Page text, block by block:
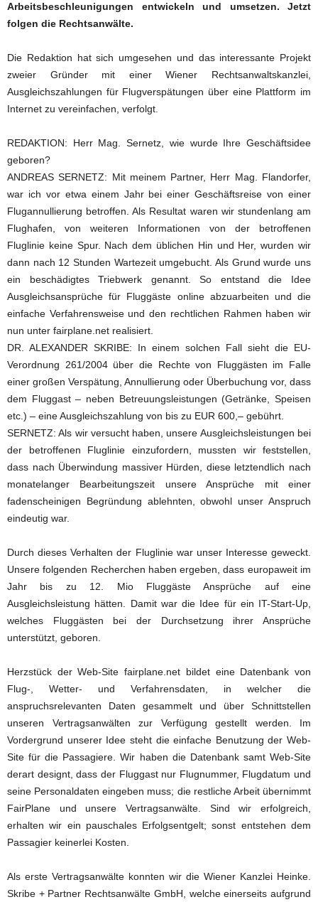
Arbeitsbeschleunigungen entwickeln und umsetzen. Jetzt
folgen die Rechtsanwälte.
Die Redaktion hat sich umgesehen und das interessante Projekt
zweier Gründer mit einer Wiener Rechtsanwaltskanzlei,
Ausgleichszahlungen für Flugverspätungen über eine Plattform im
Internet zu vereinfachen, verfolgt.
REDAKTION: Herr Mag. Sernetz, wie wurde Ihre Geschäftsidee
geboren?
ANDREAS SERNETZ: Mit meinem Partner, Herr Mag. Flandorfer,
war ich vor etwa einem Jahr bei einer Geschäftsreise von einer
Flugannullierung betroffen. Als Resultat waren wir stundenlang am
Flughafen, von weiteren Informationen von der betroffenen
Fluglinie keine Spur. Nach dem üblichen Hin und Her, wurden wir
dann nach 12 Stunden Wartezeit umgebucht. Als Grund wurde uns
ein beschädigtes Triebwerk genannt. So entstand die Idee
Ausgleichsansprüche für Fluggäste online abzuarbeiten und die
einfache Verfahrensweise und den rechtlichen Rahmen haben wir
nun unter fairplane.net realisiert.
DR. ALEXANDER SKRIBE: In einem solchen Fall sieht die EU-
Verordnung 261/2004 über die Rechte von Fluggästen im Falle
einer großen Verspätung, Annullierung oder Überbuchung vor, dass
dem Fluggast – neben Betreuungsleistungen (Getränke, Speisen
etc.) – eine Ausgleichszahlung von bis zu EUR 600,– gebührt.
SERNETZ: Als wir versucht haben, unsere Ausgleichsleistungen bei
der betroffenen Fluglinie einzufordern, mussten wir feststellen,
dass nach Überwindung massiver Hürden, diese letztendlich nach
monatelanger Bearbeitungszeit unsere Ansprüche mit einer
fadenscheinigen Begründung ablehnten, obwohl unser Anspruch
eindeutig war.
Durch dieses Verhalten der Fluglinie war unser Interesse geweckt.
Unsere folgenden Recherchen haben ergeben, dass europaweit im
Jahr bis zu 12. Mio Fluggäste Ansprüche auf eine
Ausgleichsleistung hätten. Damit war die Idee für ein IT-Start-Up,
welches Fluggästen bei der Durchsetzung ihrer Ansprüche
unterstützt, geboren.
Herzstück der Web-Site fairplane.net bildet eine Datenbank von
Flug-, Wetter- und Verfahrensdaten, in welcher die
anspruchsrelevanten Daten gesammelt und über Schnittstellen
unseren Vertragsanwälten zur Verfügung gestellt werden. Im
Vordergrund unserer Idee steht die einfache Benutzung der Web-
Site für die Passagiere. Wir haben die Datenbank samt Web-Site
derart designt, dass der Fluggast nur Flugnummer, Flugdatum und
seine Personaldaten eingeben muss; die restliche Arbeit übernimmt
FairPlane und unsere Vertragsanwälte. Sind wir erfolgreich,
erhalten wir ein pauschales Erfolgsentgelt; sonst entstehen dem
Passagier keinerlei Kosten.
Als erste Vertragsanwälte konnten wir die Wiener Kanzlei Heinke.
Skribe + Partner Rechtsanwälte GmbH, welche einerseits aufgrund